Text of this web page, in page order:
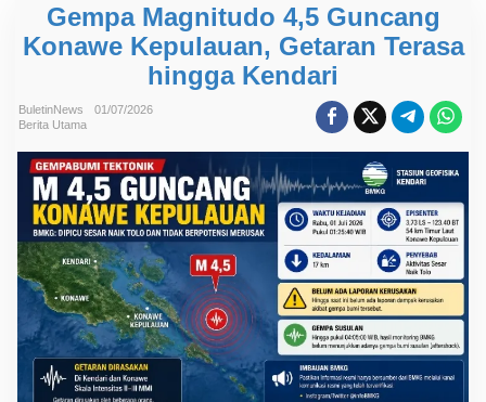
m
p
a
M
a
t
u
d
o
4
,
c
a
n
g
Gempa Magnitudo 4,5 Guncang
Konawe Kepulauan, Getaran Terasa
hingga Kendari
BuletinNews
01/07/2026
Berita Utama